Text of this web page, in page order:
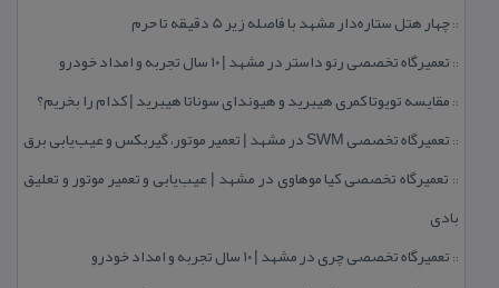
::چهار هتل‌ ستاره‌دار مشهد با فاصله زیر 5 دقیقه تا حرم
:: تعمیرگاه تخصصی رنو داستر در مشهد | ۱۰ سال تجربه و امداد خودرو
:: مقایسه تویوتا كمری هیبرید و هیوندای سوناتا هیبرید | كدام را بخریم؟
:: تعمیرگاه تخصصی SWM در مشهد | تعمیر موتور، گیربكس و عیب‌یابی برق
:: تعمیرگاه تخصصی كیا موهاوی در مشهد | عیب‌یابی و تعمیر موتور و تعلیق
بادی
:: تعمیرگاه تخصصی چری در مشهد | ۱۰ سال تجربه و امداد خودرو